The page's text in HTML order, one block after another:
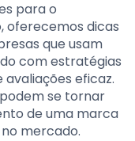
para o
oferecemos dicas
que usam
com estratégias
eficaz.
se tornar
de uma marca
mercado.